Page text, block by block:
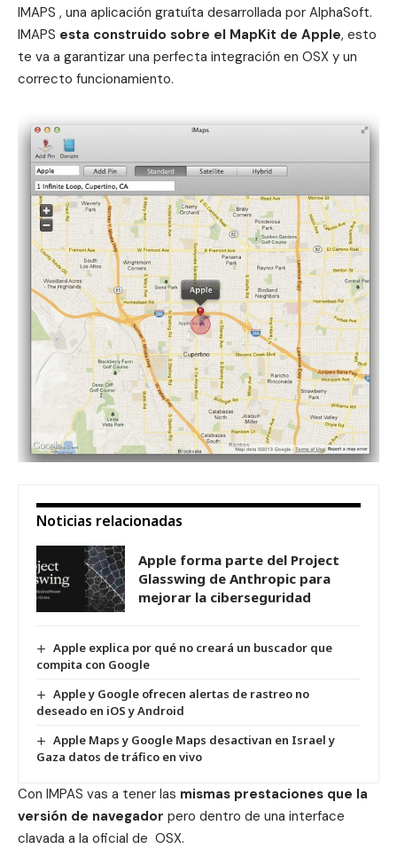
IMAPS , una aplicación gratuíta desarrollada por AlphaSoft.
IMAPS esta construido sobre el MapKit de Apple, esto
te va a garantizar una perfecta integración en OSX y un
correcto funcionamiento.
Noticias relacionadas
Apple forma parte del Project
Glasswing de Anthropic para
mejorar la ciberseguridad
Apple explica por qué no creará un buscador que
compita con Google
Apple y Google ofrecen alertas de rastreo no
deseado en iOS y Android
Apple Maps y Google Maps desactivan en Israel y
Gaza datos de tráfico en vivo
Con IMPAS vas a tener las mismas prestaciones que la
versión de navegador pero dentro de una interface
clavada a la oficial de OSX.